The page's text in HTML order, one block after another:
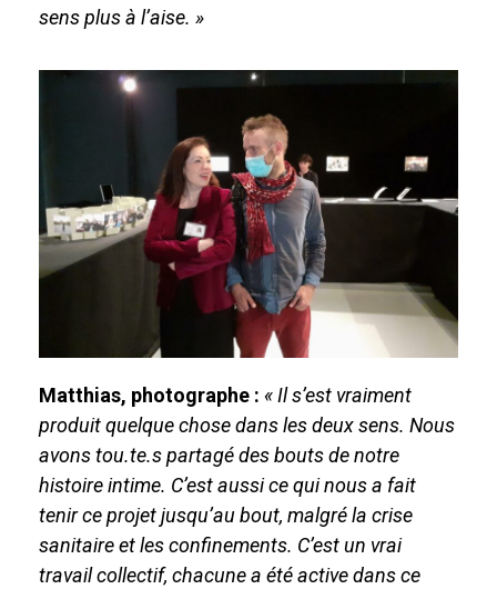
sens plus à l’aise. »
Matthias, photographe : « Il s’est vraiment
produit quelque chose dans les deux sens. Nous
avons tou.te.s partagé des bouts de notre
histoire intime. C’est aussi ce qui nous a fait
tenir ce projet jusqu’au bout, malgré la crise
sanitaire et les confinements. C’est un vrai
travail collectif, chacune a été active dans ce